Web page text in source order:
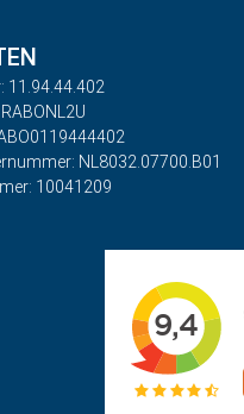
11.94.44.402
NL8032.07700.B01
10041209